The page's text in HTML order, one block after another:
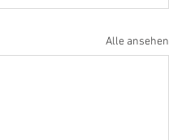
Alle ansehen